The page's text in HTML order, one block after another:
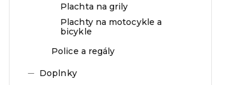
Plachta na grily
Plachty na motocykle a
bicykle
Police a regály
Doplnky